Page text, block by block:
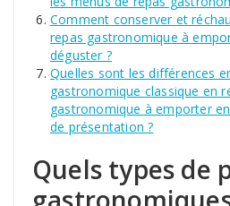
Comment conserver et
repas gastronomique à
déguster ?
Quelles sont les différences
gastronomique classique en
gastronomique à emporter
de présentation ?
Quels types de